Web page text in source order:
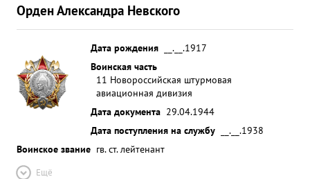
Орден Александра Невского
Дата рождения
__.__.1917
Воинская часть
11 Новороссийская штурмовая
авиационная дивизия
Дата документа 29.04.1944
Дата поступления на службу
__.__.1938
Воинское звание гв. ст. лейтенант
Ещё